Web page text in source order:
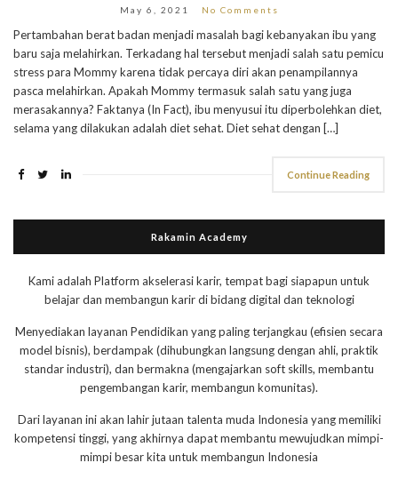
May 6, 2021 No Comments
Pertambahan berat badan menjadi masalah bagi kebanyakan ibu yang
baru saja melahirkan. Terkadang hal tersebut menjadi salah satu pemicu
stress para Mommy karena tidak percaya diri akan penampilannya
pasca melahirkan. Apakah Mommy termasuk salah satu yang juga
merasakannya? Faktanya (In Fact), ibu menyusui itu diperbolehkan diet,
selama yang dilakukan adalah diet sehat. Diet sehat dengan […]
Continue Reading
Rakamin Academy
Kami adalah Platform akselerasi karir, tempat bagi siapapun untuk
belajar dan membangun karir di bidang digital dan teknologi
Menyediakan layanan Pendidikan yang paling terjangkau (efisien secara
model bisnis), berdampak (dihubungkan langsung dengan ahli, praktik
standar industri), dan bermakna (mengajarkan soft skills, membantu
pengembangan karir, membangun komunitas).
Dari layanan ini akan lahir jutaan talenta muda Indonesia yang memiliki
kompetensi tinggi, yang akhirnya dapat membantu mewujudkan mimpi-
mimpi besar kita untuk membangun Indonesia